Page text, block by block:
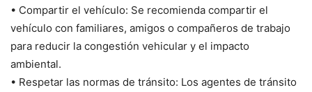
• Compartir el vehículo: Se recomienda compartir el
vehículo con familiares, amigos o compañeros de trabajo
para reducir la congestión vehicular y el impacto
ambiental.
• Respetar las normas de tránsito: Los agentes de tránsito